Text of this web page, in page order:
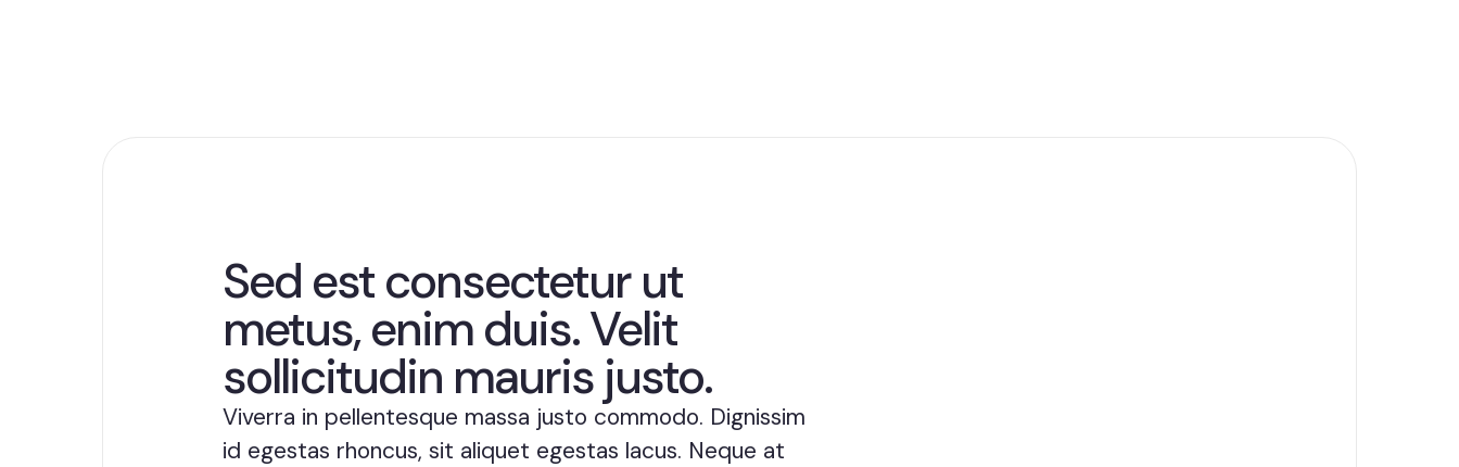
Sed est consectetur ut
metus, enim duis. Velit
sollicitudin mauris justo.
Viverra in pellentesque massa justo commodo. Dignissim
id egestas rhoncus, sit aliquet egestas lacus. Neque at